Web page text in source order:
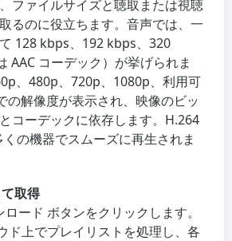
ファイルサイズと聴取または視聴
るのに役立ちます。音声では、一
128 kbps、192 kbps、320
AAC コーデック）が挙げられま
、480p、720p、1080p、利用可
の解像度が表示され、映像のビッ
コーデックに依存します。H.264
の機器でスムーズに再生されま
取得
ロード ボタンをクリックします。
ド上でプレイリストを処理し、各